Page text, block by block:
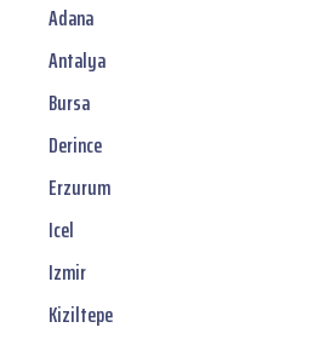
Adana
Antalya
Bursa
Derince
Erzurum
Icel
Izmir
Kiziltepe